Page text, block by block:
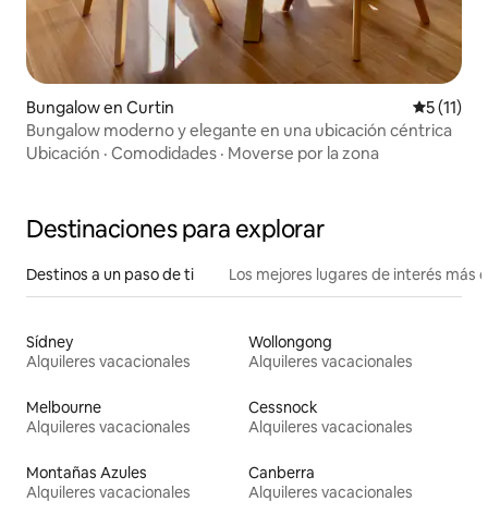
Bungalow en Curtin
5 (11)
Bungalow moderno y elegante en una ubicación céntrica
Ubicación · Comodidades · Moverse por la zona
Destinaciones para explorar
Destinos a un paso de ti Los mejores lugares de interés más
Sídney
Alquileres vacacionales
Wollongong
Alquileres vacacionales
Melbourne
Alquileres vacacionales
Cessnock
Alquileres vacacionales
Montañas Azules
Alquileres vacacionales
Canberra
Alquileres vacacionales